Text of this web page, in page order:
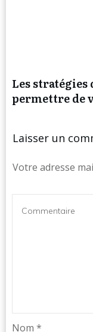
Les stratégies
permettre de
Laisser un
Votre adresse
Nom *